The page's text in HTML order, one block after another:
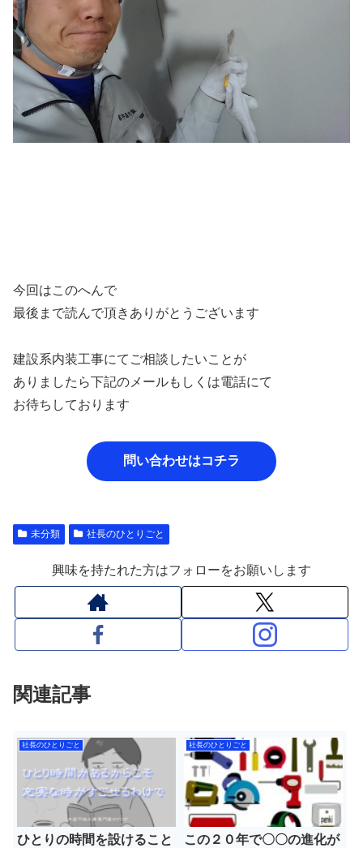
今回はこのへんで
最後まで読んで頂きありがとうございます
建設系内装工事にてご相談したいことが
ありましたら下記のメールもしくは電話にて
お待ちしております
問い合わせはコチラ
未分類 社長のひとりごと
興味を持たれた方はフォローをお願いします
関連記事
社長のひとりごと
ひとりの時間を設けること
社長のひとりごと
この２０年で〇〇の進化が